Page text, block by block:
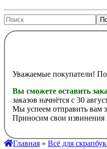
Уважаемые покупатели! По
Вы сможете оставить
заказов начнётся с 30
Мы успеем отправить вам
Приносим свои извинения
Главная » Всё для